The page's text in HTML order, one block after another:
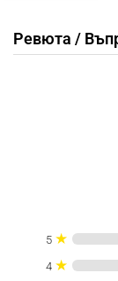
Ревюта /
5 ★
4 ★